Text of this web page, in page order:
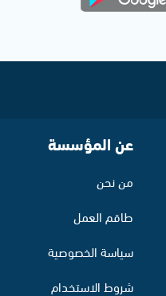
عن المؤسسة
من نحن
طاقم العمل
سياسة الخصوصية
شروط الاستخدام